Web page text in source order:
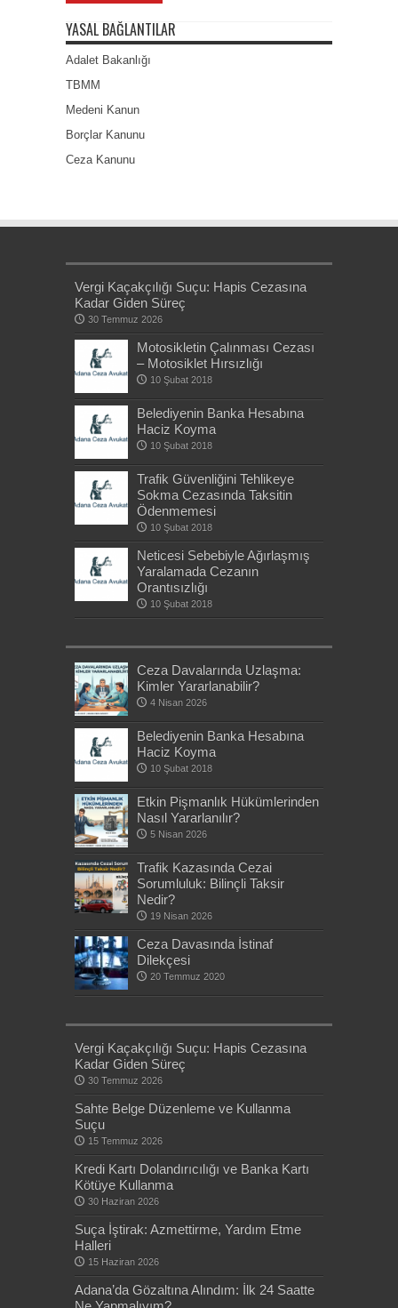
YASAL BAĞLANTILAR
Adalet Bakanlığı
TBMM
Medeni Kanun
Borçlar Kanunu
Ceza Kanunu
Vergi Kaçakçılığı Suçu: Hapis Cezasına
Kadar Giden Süreç
30 Temmuz 2026
Motosikletin Çalınması Cezası
– Motosiklet Hırsızlığı
10 Şubat 2018
Belediyenin Banka Hesabına
Haciz Koyma
10 Şubat 2018
Trafik Güvenliğini Tehlikeye
Sokma Cezasında Taksitin
Ödenmemesi
10 Şubat 2018
Neticesi Sebebiyle Ağırlaşmış
Yaralamada Cezanın
Orantısızlığı
10 Şubat 2018
Ceza Davalarında Uzlaşma:
Kimler Yararlanabilir?
4 Nisan 2026
Belediyenin Banka Hesabına
Haciz Koyma
10 Şubat 2018
Etkin Pişmanlık Hükümlerinden
Nasıl Yararlanılır?
5 Nisan 2026
Trafik Kazasında Cezai
Sorumluluk: Bilinçli Taksir
Nedir?
19 Nisan 2026
Ceza Davasında İstinaf
Dilekçesi
20 Temmuz 2020
Vergi Kaçakçılığı Suçu: Hapis Cezasına
Kadar Giden Süreç
30 Temmuz 2026
Sahte Belge Düzenleme ve Kullanma
Suçu
15 Temmuz 2026
Kredi Kartı Dolandırıcılığı ve Banka Kartı
Kötüye Kullanma
30 Haziran 2026
Suça İştirak: Azmettirme, Yardım Etme
Halleri
15 Haziran 2026
Adana’da Gözaltına Alındım: İlk 24 Saatte